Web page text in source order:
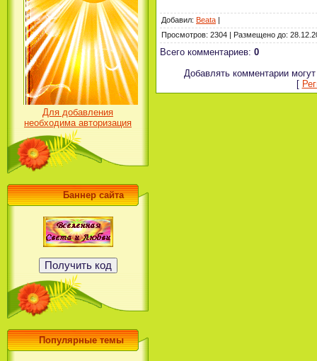
Для добавления
необходима авторизация
Баннер сайта
Популярные темы
Добавил: Beata
Просмотров: 2304 Размещено до:
Всего комментариев: 0
Добавлять комментарии
[